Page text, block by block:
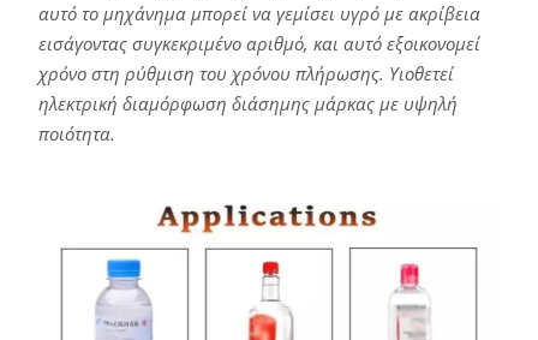
αυτό το μηχάνημα μπορεί να γεμίσει υγρό με ακρίβεια
εισάγοντας συγκεκριμένο αριθμό, και αυτό εξοικονομεί
χρόνο στη ρύθμιση του χρόνου πλήρωσης. Υιοθετεί
ηλεκτρική διαμόρφωση διάσημης μάρκας με υψηλή
ποιότητα.